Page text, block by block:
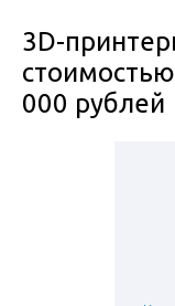
3D-
000 рублей